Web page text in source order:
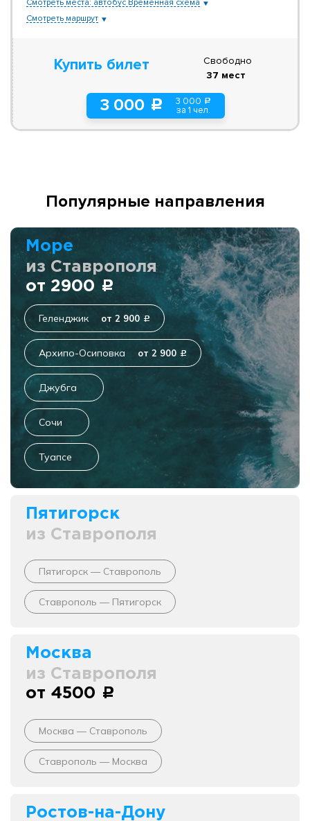
Смотреть места: автобус Временная схема
Смотреть маршрут
Купить билет
3 000 c 3 000 a
за 1 чел.
Свободно
37 мест
Популярные направления
Море
из Ставрополя
от 2900 c
Геленджик от 2 900 c
Архипо-Осиповка от 2 900 c
Джубга
Сочи
Туапсе
Пятигорск
из Ставрополя
Пятигорск — Ставрополь
Ставрополь — Пятигорск
Москва
из Ставрополя
от 4500 c
Москва — Ставрополь
Ставрополь — Москва
Ростов-на-Дону